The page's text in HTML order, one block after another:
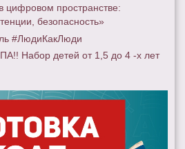
цифровом пространстве:
безопасность»
#ЛюдиКакЛюди
Набор детей от 1,5 до 4 -х лет